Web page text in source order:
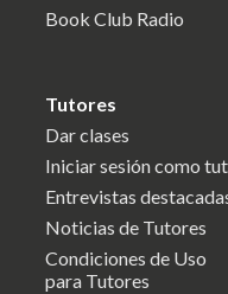
Book Club Radio
Tutores
Dar clases
Iniciar sesión como
Entrevistas
Noticias de Tutores
Condiciones de Uso
para Tutores